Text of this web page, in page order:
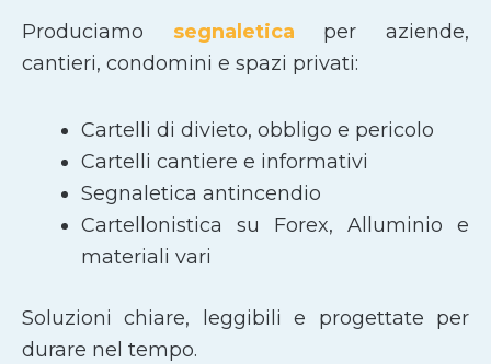
Produciamo segnaletica per aziende,
cantieri, condomini e spazi privati:
Cartelli di divieto, obbligo e pericolo
Cartelli cantiere e informativi
Segnaletica antincendio
Cartellonistica su Forex, Alluminio e
materiali vari
Soluzioni chiare, leggibili e progettate per
durare nel tempo.